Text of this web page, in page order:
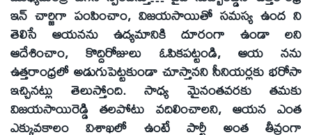
ఇన్‌ చార్జిగా పంపించాం, విజయసాయితో సమస్య ఉంద ని
తెలిసే ఆయనను ఉద్యమానికి దూరంగా ఉండా లని
ఆదేశించాం, కొద్దిరోజులు ఓపికపట్టండి, ఆయ నను
ఉత్తరాంధ్రలో అడుగుపెట్టకుండా చూస్తానని సీనియర్లకు భరోసా
ఇచ్చినట్లు తెలుస్తోంది. సాధ్య మైనంతవరకు తమకు
విజయసాయిరెడ్డి తలపోటు వదిలించాలని, ఆయన ఎంత
ఎక్కువకాలం విశాఖలో ఉంటే పార్టీ అంత తీవ్రంగా